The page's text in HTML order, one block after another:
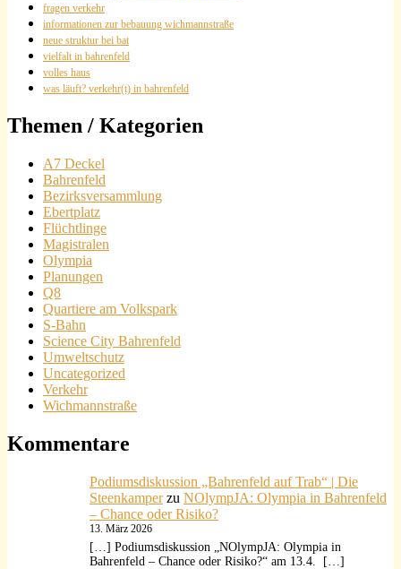
fragen verkehr
informationen zur bebauung wichmannstraße
neue struktur bei bat
vielfalt in bahrenfeld
volles haus
was läuft? verkehr(t) in bahrenfeld
Themen / Kategorien
A7 Deckel
Bahrenfeld
Bezirksversammlung
Ebertplatz
Flüchtlinge
Magistralen
Olympia
Planungen
Q8
Quartiere am Volkspark
S-Bahn
Science City Bahrenfeld
Umweltschutz
Uncategorized
Verkehr
Wichmannstraße
Kommentare
Podiumsdiskussion „Bahrenfeld auf Trab“ | Die
Steenkamperzu NOlympJA: Olympia in Bahrenfeld
– Chance oder Risiko?
13. März 2026
[…] Podiumsdiskussion „NOlympJA: Olympia in
Bahrenfeld – Chance oder Risiko?“ am 13.4. […]